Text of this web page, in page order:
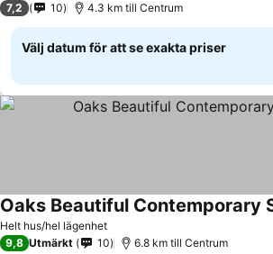
7,2 10 4.3 km till Centrum
Välj datum för att se exakta priser
Helt hus/hel lägenhet
Oaks Beautiful Contemporary
9,8 Utmärkt 10 6.8 km till Centrum